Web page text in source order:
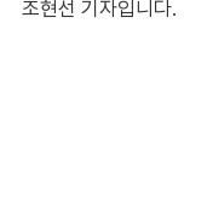
조현선 기자입니다.